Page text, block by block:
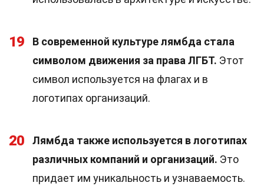
19
В современной культуре лямбда стала
символом движения за права ЛГБТ. Этот
символ используется на флагах и в
логотипах организаций.
20
Лямбда также используется в логотипах
различных компаний и организаций. Это
придает им уникальность и узнаваемость.